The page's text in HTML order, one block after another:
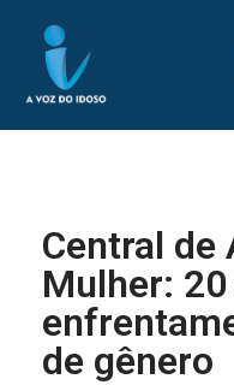
Pular
para
Central de
Mulher:
de gênero